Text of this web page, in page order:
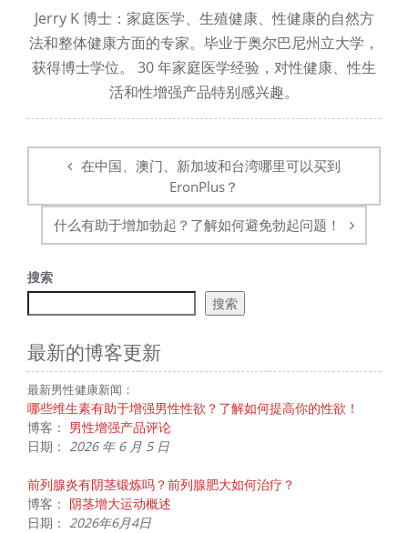
Jerry K 博士：家庭医学、生殖健康、性健康的自然方
法和整体健康方面的专家。毕业于奥尔巴尼州立大学，
获得博士学位。 30 年家庭医学经验，对性健康、性生
活和性增强产品特别感兴趣。
子
航
在中国、澳门、新加坡和台湾哪里可以买到
EronPlus？
什么有助于增加勃起？了解如何避免勃起问题！
搜索
搜索
最新的博客更新
最新男性健康新闻：
哪些维生素有助于增强男性性欲？了解如何提高你的性欲！
博客： 男性增强产品评论
日期： 2026 年 6 月 5 日
前列腺炎有阴茎锻炼吗？前列腺肥大如何治疗？
博客： 阴茎增大运动概述
日期： 2026年6月4日